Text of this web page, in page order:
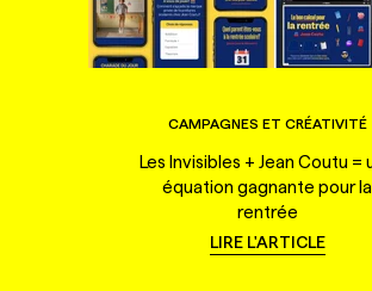
CAMPAGNES ET CRÉATIVITÉ
Les Invisibles + Jean Coutu =
équation gagnante pour la
rentrée
LIRE L'ARTICLE